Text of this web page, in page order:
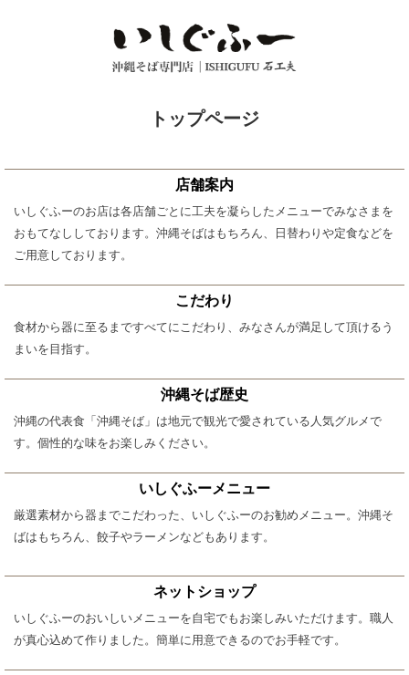
トップページ
店舗案内
いしぐふーのお店は各店舗ごとに工夫を凝らしたメニューでみなさまを
おもてなししております。沖縄そばはもちろん、日替わりや定食などを
ご用意しております。
こだわり
食材から器に至るまですべてにこだわり、みなさんが満足して頂けるう
まいを目指す。
沖縄そば歴史
沖縄の代表食「沖縄そば」は地元で観光で愛されている人気グルメで
す。個性的な味をお楽しみください。
いしぐふーメニュー
厳選素材から器までこだわった、いしぐふーのお勧めメニュー。沖縄そ
ばはもちろん、餃子やラーメンなどもあります。
ネットショップ
いしぐふーのおいしいメニューを自宅でもお楽しみいただけます。職人
が真心込めて作りました。簡単に用意できるのでお手軽です。